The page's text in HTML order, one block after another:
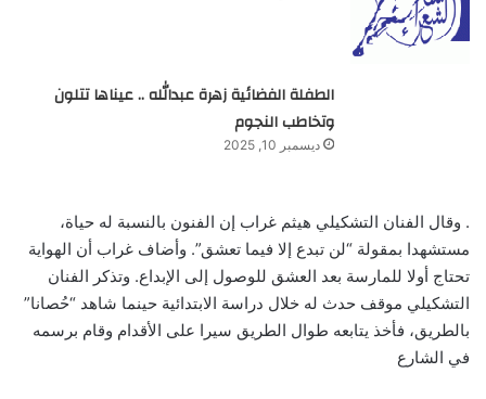
الطفلة الفضائية زهرة عبدالله .. عيناها تتلون
وتخاطب النجوم
ديسمبر 10, 2025
. وقال الفنان التشكيلي هيثم غراب إن الفنون بالنسبة له حياة،
مستشهدا بمقولة “لن تبدع إلا فيما تعشق”. وأضاف غراب أن الهواية
تحتاج أولا للمارسة بعد العشق للوصول إلى الإبداع. وتذكر الفنان
التشكيلي موقف حدث له خلال دراسة الابتدائية حينما شاهد “حُصانا”
بالطريق، فأخذ يتابعه طوال الطريق سيرا على الأقدام وقام برسمه
في الشارع